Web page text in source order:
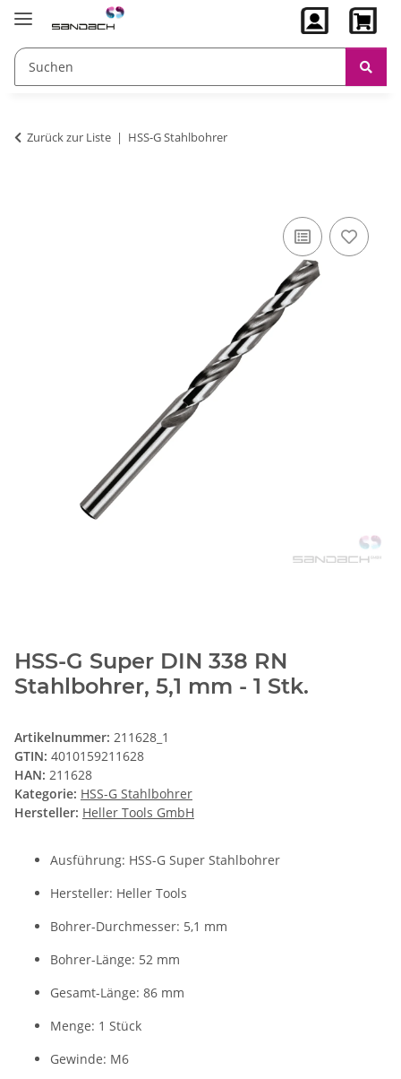
Zurück zur Liste HSS-G Stahlbohrer
HSS-G Super DIN 338 RN
Stahlbohrer, 5,1 mm - 1 Stk.
Artikelnummer: 211628_1
GTIN: 4010159211628
HAN: 211628
Kategorie: HSS-G Stahlbohrer
Hersteller: Heller Tools GmbH
Ausführung: HSS-G Super Stahlbohrer
Hersteller: Heller Tools
Bohrer-Durchmesser: 5,1 mm
Bohrer-Länge: 52 mm
Gesamt-Länge: 86 mm
Menge: 1 Stück
Gewinde: M6